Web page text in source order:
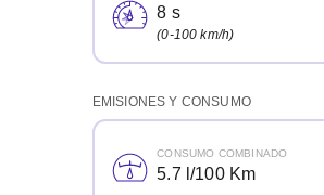
8 s
(0-100 km/h)
EMISIONES Y CONSUMO
CONSUMO COMBINADO
5.7 l/100 Km